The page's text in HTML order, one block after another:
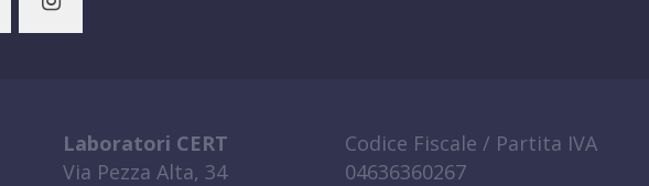
Laboratori CERT
Via Pezza Alta, 34
Codice Fiscale / Partita IVA
04636360267